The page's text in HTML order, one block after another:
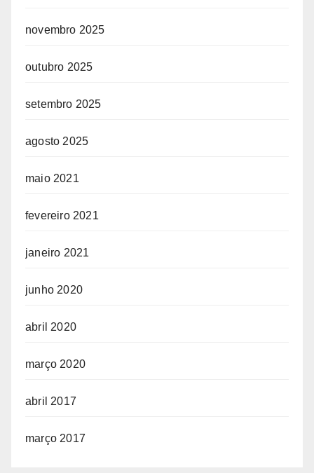
novembro 2025
outubro 2025
setembro 2025
agosto 2025
maio 2021
fevereiro 2021
janeiro 2021
junho 2020
abril 2020
março 2020
abril 2017
março 2017